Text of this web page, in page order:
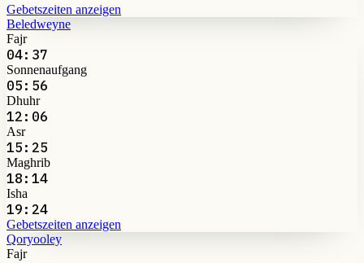
Gebetszeiten anzeigen
Beledweyne
Fajr
04:37
Sonnenaufgang
05:56
Dhuhr
12:06
Asr
15:25
Maghrib
18:14
Isha
19:24
Gebetszeiten anzeigen
Qoryooley
Fajr